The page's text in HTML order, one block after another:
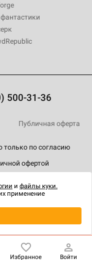
500-31-36
только по согласию
офертой
Публичная оферта
Избранное Войти
и файлы куки.
применение